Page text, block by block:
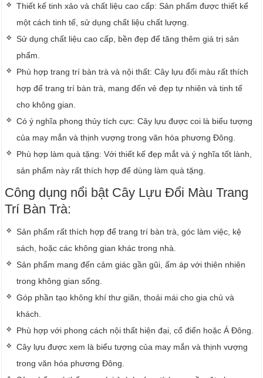
Thiết kế tinh xảo và chất liệu cao cấp: Sản phẩm được thiết kế
một cách tinh tế, sử dụng chất liệu chất lượng.
Sử dụng chất liệu cao cấp, bền đẹp để tăng thêm giá trị sản
phẩm.
Phù hợp trang trí bàn trà và nội thất: Cây lựu đổi màu rất thích
hợp để trang trí bàn trà, mang đến vẻ đẹp tự nhiên và tinh tế
cho không gian.
Có ý nghĩa phong thủy tích cực: Cây lựu được coi là biểu tượng
của may mắn và thịnh vượng trong văn hóa phương Đông.
Phù hợp làm quà tặng: Với thiết kế đẹp mắt và ý nghĩa tốt lành,
sản phẩm này rất thích hợp để dùng làm quà tặng.
Công dụng nổi bật Cây Lựu Đổi Màu Trang
Trí Bàn Trà:
Sản phẩm rất thích hợp để trang trí bàn trà, góc làm việc, kệ
sách, hoặc các không gian khác trong nhà.
Sản phẩm mang đến cảm giác gần gũi, ấm áp với thiên nhiên
trong không gian sống.
Góp phần tạo không khí thư giãn, thoải mái cho gia chủ và
khách.
Phù hợp với phong cách nội thất hiện đại, cổ điển hoặc Á Đông.
Cây lựu được xem là biểu tượng của may mắn và thịnh vượng
trong văn hóa phương Đông.